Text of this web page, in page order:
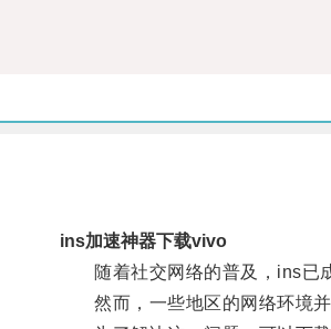
ins加速神器下载vivo
随着社交网络的普及，ins已成
然而，一些地区的网络环境并